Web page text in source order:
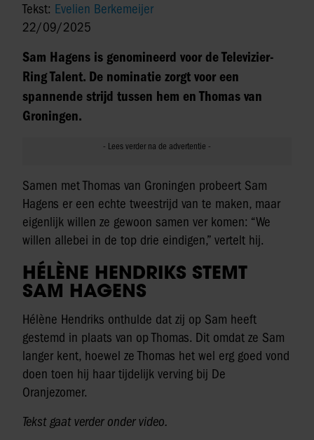
Tekst: Evelien Berkemeijer
22/09/2025
Sam Hagens is genomineerd voor de Televizier-
Ring Talent. De nominatie zorgt voor een
spannende strijd tussen hem en Thomas van
Groningen.
Samen met Thomas van Groningen probeert Sam
Hagens er een echte tweestrijd van te maken, maar
eigenlijk willen ze gewoon samen ver komen: “We
willen allebei in de top drie eindigen,” vertelt hij.
HÉLÈNE HENDRIKS STEMT
SAM HAGENS
Hélène Hendriks onthulde dat zij op Sam heeft
gestemd in plaats van op Thomas. Dit omdat ze Sam
langer kent, hoewel ze Thomas het wel erg goed vond
doen toen hij haar tijdelijk verving bij De
Oranjezomer.
Tekst gaat verder onder video.